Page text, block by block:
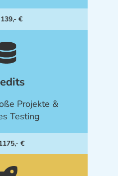
€
Projekte &
Testing
€